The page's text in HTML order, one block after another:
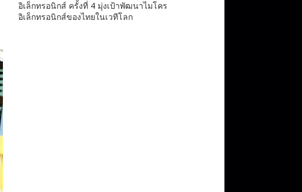
อิเล็กทรอนิกส์ ครั้งที่ 4 มุ่งเป้าพัฒนาไมโคร
อิเล็กทรอนิกส์ของไทยในเวทีโลก